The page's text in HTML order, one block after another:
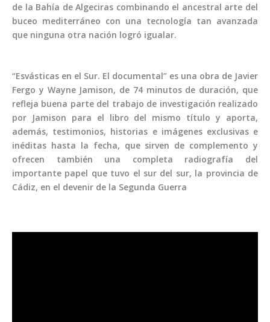
de la Bahía de Algeciras combinando el ancestral arte del
buceo mediterráneo con una tecnología tan avanzada
que ninguna otra nación logró igualar.
“Esvásticas en el Sur. El documental” es una obra de Javier
Fergo y Wayne Jamison, de 74 minutos de duración, que
refleja buena parte del trabajo de investigación realizado
por Jamison para el libro del mismo título y aporta,
además, testimonios, historias e imágenes exclusivas e
inéditas hasta la fecha, que sirven de complemento y
ofrecen también una completa radiografía del
importante papel que tuvo el sur del sur, la provincia de
Cádiz, en el devenir de la Segunda Guerra